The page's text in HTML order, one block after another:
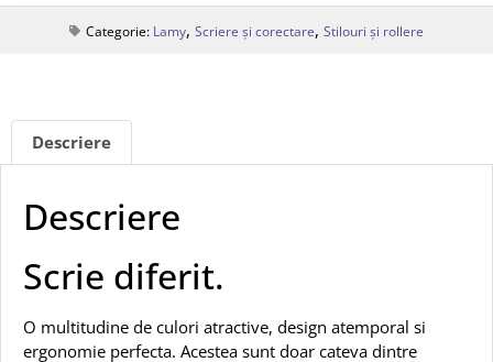
Categorie: Lamy, Scriere și corectare, Stilouri și rollere
Descriere
Descriere
Scrie diferit.
O multitudine de culori atractive, design atemporal si
ergonomie perfecta. Acestea sunt doar cateva dintre